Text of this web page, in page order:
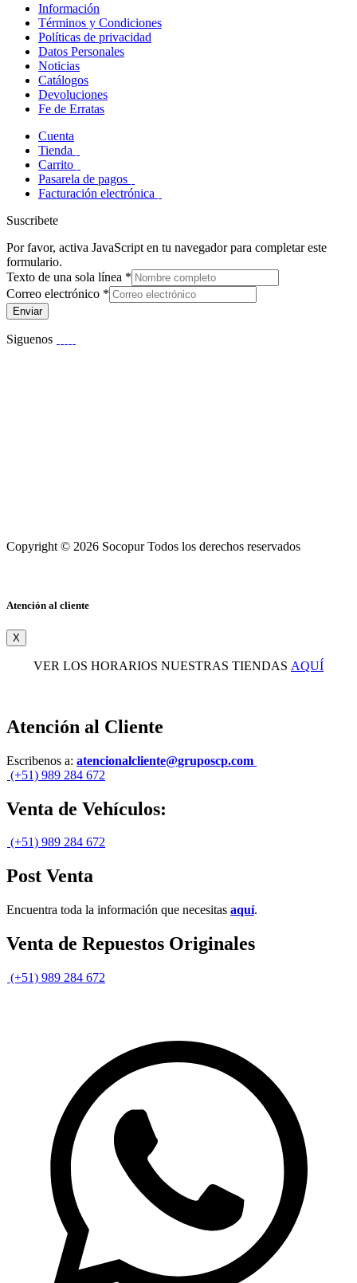
Información
Términos y Condiciones
Políticas de privacidad
Datos Personales
Noticias
Catálogos
Devoluciones
Fe de Erratas
Cuenta
Tienda
Carrito
Pasarela de pagos
Facturación electrónica
Suscribete
Por favor, activa JavaScript en tu navegador para completar este
formulario.
Texto de una sola línea *
Correo electrónico *
Enviar
Siguenos
Copyright © 2026 Socopur Todos los derechos reservados
Atención al cliente
X
VER LOS HORARIOS NUESTRAS TIENDAS AQUÍ
Atención al Cliente
Escribenos a: atencionalcliente@gruposcp.com
(+51) 989 284 672
Venta de Vehículos:
(+51) 989 284 672
Post Venta
Encuentra toda la información que necesitas aquí.
Venta de Repuestos Originales
(+51) 989 284 672